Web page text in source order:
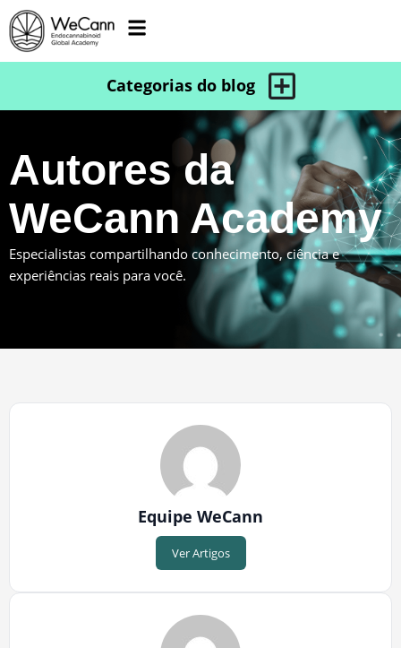
Autores da
WeCann Academy
Especialistas compartilhando conhecimento, ciência e
experiências reais para você.
Equipe WeCann
Ver Artigos